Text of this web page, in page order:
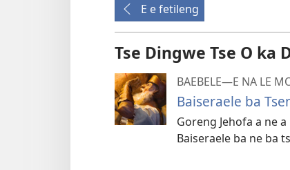
E e fetileng
Tse Dingwe Tse O ka
BAEBELE—E NA LE
Baiseraele ba
Goreng Jehofa a ne
Baiseraele ba ne ba